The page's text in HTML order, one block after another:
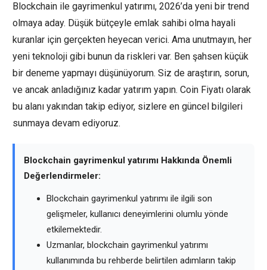
Blockchain ile gayrimenkul yatırımı, 2026’da yeni bir trend
olmaya aday. Düşük bütçeyle emlak sahibi olma hayali
kuranlar için gerçekten heyecan verici. Ama unutmayın, her
yeni teknoloji gibi bunun da riskleri var. Ben şahsen küçük
bir deneme yapmayı düşünüyorum. Siz de araştırın, sorun,
ve ancak anladığınız kadar yatırım yapın. Coin Fiyatı olarak
bu alanı yakından takip ediyor, sizlere en güncel bilgileri
sunmaya devam ediyoruz.
Blockchain gayrimenkul yatırımı Hakkında Önemli
Değerlendirmeler:
Blockchain gayrimenkul yatırımı ile ilgili son
gelişmeler, kullanıcı deneyimlerini olumlu yönde
etkilemektedir.
Uzmanlar, blockchain gayrimenkul yatırımı
kullanımında bu rehberde belirtilen adımların takip